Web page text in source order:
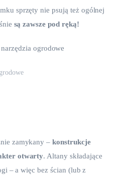
sprzęty nie psują też ogólnej
są zawsze pod ręką!
zamykany – konstrukcje
otwarty. Altany składające
– a więc bez ścian (lub z